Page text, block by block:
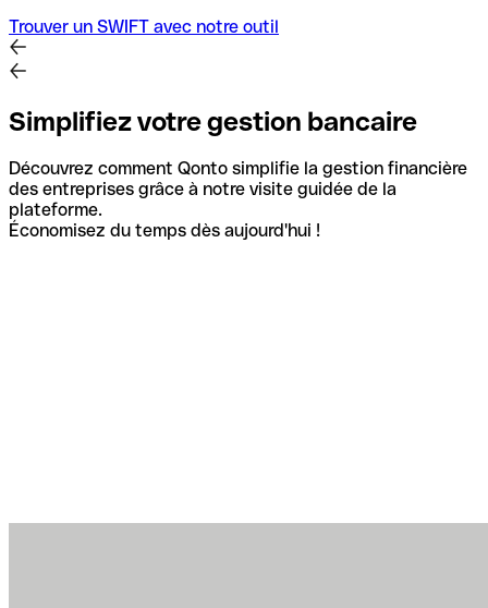
Trouver un SWIFT avec notre outil
Simplifiez votre gestion bancaire
Découvrez comment Qonto simplifie la gestion financière
des entreprises grâce à notre visite guidée de la
plateforme.
Économisez du temps dès aujourd'hui !